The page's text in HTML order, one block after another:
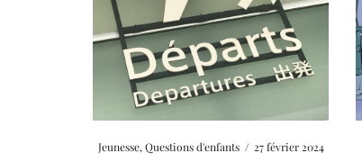
Jeunesse, Questions d'enfants / 27 février 2024